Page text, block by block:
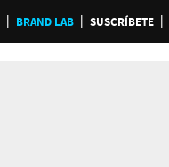
BRAND LAB SUSCRÍBETE